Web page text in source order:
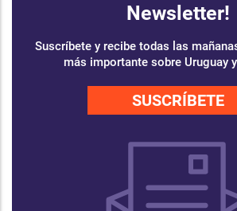
Newsletter!
Suscríbete y recibe todas las
más importante sobre Uruguay
SUSCRÍBETE